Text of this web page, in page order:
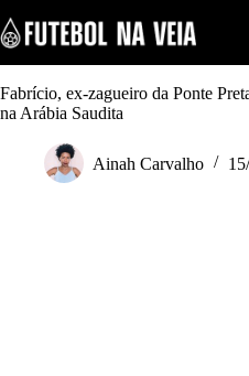
k
i
p
t
o
Fabrício, ex-zagueiro da Ponte
na Arábia Saudita
Ainah Carvalho